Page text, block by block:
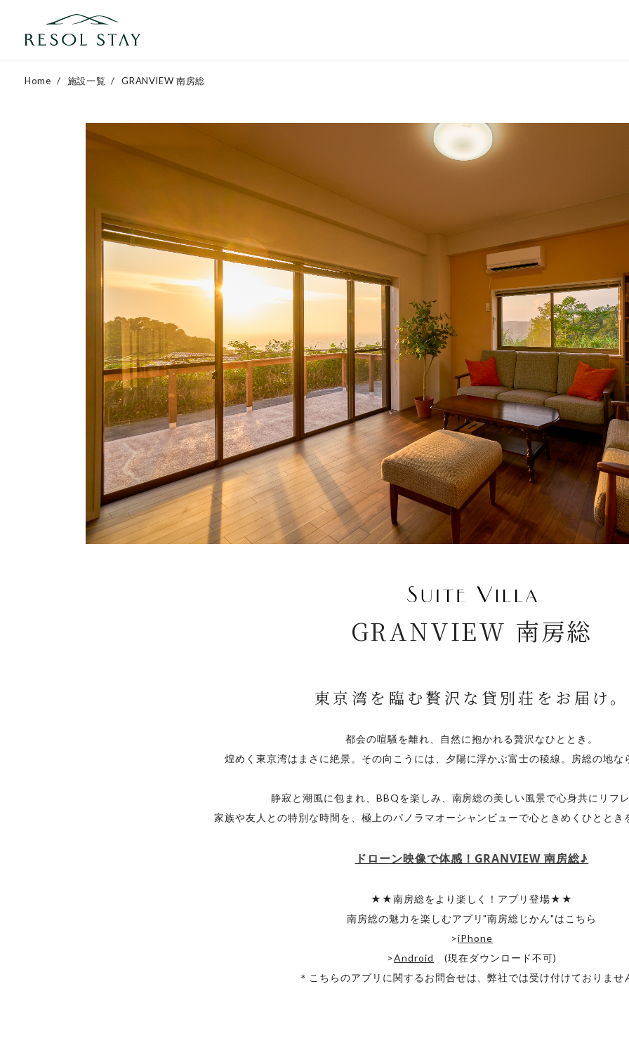
Home 施設一覧 GRANVIEW 南房総
GRANVIEW 南房総
東京湾を臨む贅沢な貸別荘をお届け。
都会の喧騒を離れ、自然に抱かれる贅沢なひととき。
煌めく東京湾はまさに絶景。その向こうには、夕陽に浮かぶ富士の稜線。房総の地な
静寂と潮風に包まれ、BBQを楽しみ、南房総の美しい風景で心身共にリフ
家族や友人との特別な時間を、極上のパノラマオーシャンビューで心ときめくひととき
ドローン映像で体感！GRANVIEW 南房総♪
★★南房総をより楽しく！アプリ登場★★
南房総の魅力を楽しむアプリ"南房総じかん"はこちら
>iPhone
>Android
(現在ダウンロード不可)
＊こちらのアプリに関するお問合せは、弊社では受け付けておりませ